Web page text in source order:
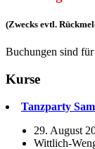
(Zwecks evtl.
Buchungen sind für
Kurse
Tanzparty
29. August
Wittlich-